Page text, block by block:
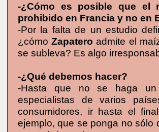
-¿Cómo es posible que el
prohibido en Francia y no en
-Por la falta de un estudio
¿cómoZapatero admite el
se subleva? Es algo
-¿Qué debemos hacer?
-Hasta que no se haga un
especialistas de varios
consumidores, ir hasta el
ejemplo, que se ponga no sólo